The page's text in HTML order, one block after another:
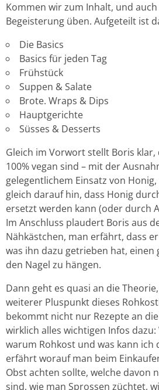
Kommen wir zum Inhalt, und
Begeisterung üben. Aufgeteilt ist
Die Basics
Basics für jeden Tag
Frühstück
Suppen & Salate
Brote. Wraps & Dips
Hauptgerichte
Süsses & Desserts
Gleich im Vorwort stellt Boris klar,
100% vegan sind – mit der
gelegentlichem Einsatz von
gleich darauf hin, dass Honig
ersetzt werden kann (oder durch
Im Anschluss plaudert Boris aus
Nähkästchen, man erfährt, dass
was ihn dazu getrieben hat, einen
den Nagel zu hängen.
Dann geht es quasi an die
weiterer Pluspunkt dieses
bekommt nicht nur Rezepte an
wirklich alles wichtigen Infos dazu:
warum Rohkost und was kann ich
erfährt worauf man beim
Obst achten sollte, welche davon
sind, wie man Sprossen züchtet,